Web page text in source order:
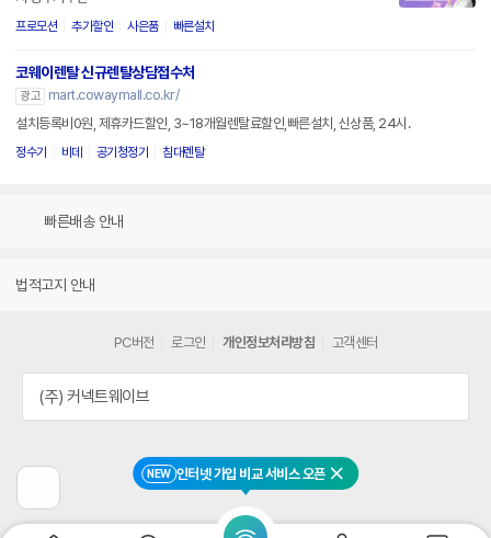
NEW 인터넷 가입 비교 서비스 오픈 닫기
프로모션 추가할인 사은품 빠른설치
코웨이렌탈 신규렌탈상담접수처
광고
mart.cowaymall.co.kr/
설치등록비0원, 제휴카드할인, 3~18개월렌탈료할인,빠른설치, 신상품, 24시.
정수기 비데 공기청정기 침대렌탈
빠른배송 안내
법적고지 안내
전
페
PC버전 로그인 개인정보처리방침 고객센터
(주) 커넥트웨이브